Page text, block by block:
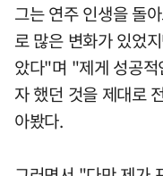
그는 연주 인생을 돌
로 많은 변화가 있었
았다"며 "제게 성공
자 했던 것을 제대로
아봤다.